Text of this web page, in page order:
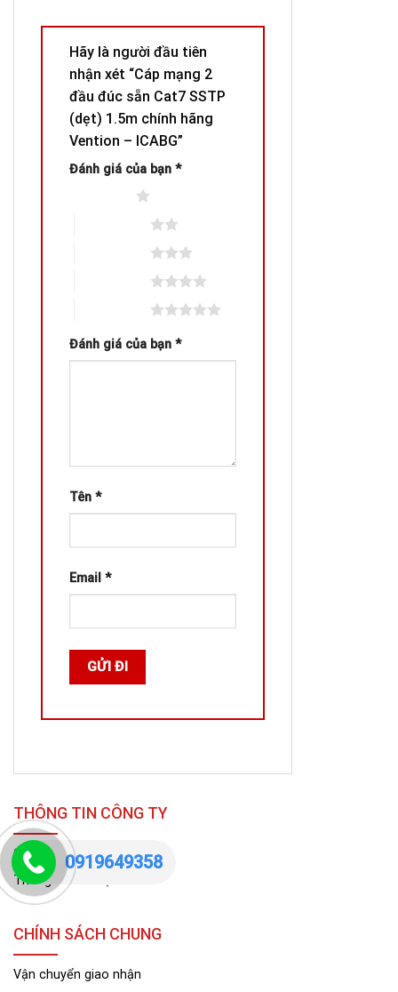
Hãy là người đầu tiên
nhận xét “Cáp mạng 2
đầu đúc sẵn Cat7 SSTP
(dẹt) 1.5m chính hãng
Vention – ICABG”
Đánh giá của bạn *
Đánh giá của bạn *
Tên *
Email *
THÔNG TIN CÔNG TY
Giới thiệu công ty
Thông tin liên hệ
CHÍNH SÁCH CHUNG
Vận chuyển giao nhận
0919649358